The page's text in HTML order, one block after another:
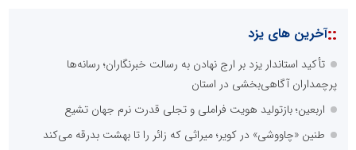
::آخرین های یزد
تأکید استاندار یزد بر ارج نهادن به رسالت خبرنگاران؛ رسانه‌ها
پرچمداران آگاهی‌بخشی در استان
اربعین؛ بازتولید هویت فراملی و تجلی قدرت نرم جهان تشیع
طنین «چاووشی» در کویر؛ میراثی که زائر را تا بهشت بدرقه می‌کند